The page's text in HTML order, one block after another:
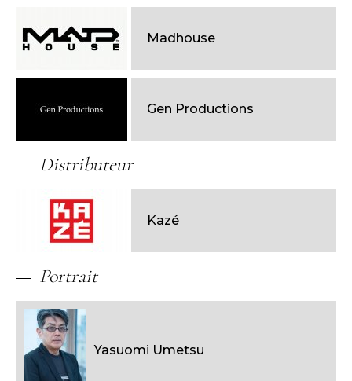
Madhouse
Gen Productions
Distributeur
Kazé
Portrait
Yasuomi Umetsu